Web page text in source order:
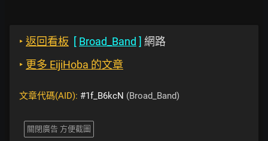
‣ 返回看板 [ Broad_Band ] 網路
‣ 更多 EijiHoba 的文章
文章代碼(AID): #1f_B6kcN (Broad_Band)
關閉廣告 方便截圖